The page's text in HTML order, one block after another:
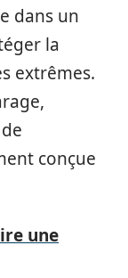
dans un
la
extrêmes.
conçue
une